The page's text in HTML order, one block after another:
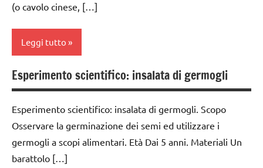
ARTICOLI
classi
dai
3 ai
6
anni
dai
6
ESPERIMENTI
classi
medie
ESPERIMENTI
E ATTIVITA'
ESPERIMENTI
SCIENTIFICI
(o cavolo cinese, […]
Leggi tutto
botanica
1a
Esperimento scientifico: insalata di germogli
Esperimento scientifico: insalata di germogli. Scopo
Osservare la germinazione dei semi ed utilizzare i
germogli a scopi alimentari. Età Dai 5 anni. Materiali Un
barattolo […]